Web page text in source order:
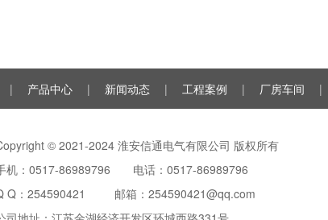
| 产品中心 | 新闻动态 | 工程案例 | 厂房车间 |
© 2021-2024 淮安信通电气有限公司 版权所有
机：0517-86989796 电话：0517-86989796
Q： 254590421
邮箱：254590421@qq.com